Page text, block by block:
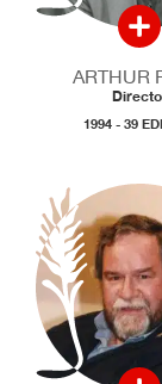
ARTHUR
1994 - 39